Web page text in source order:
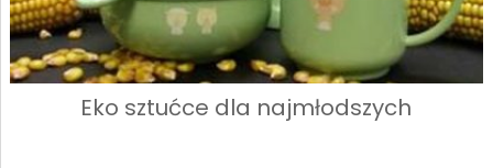
Eko sztućce dla najmłodszych